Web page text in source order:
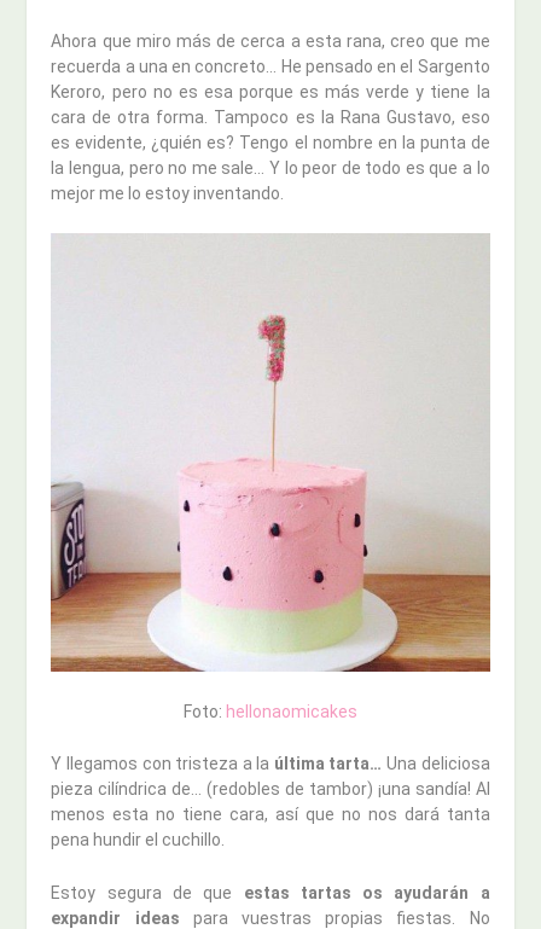
Ahora que miro más de cerca a esta rana, creo que me
recuerda a una en concreto… He pensado en el Sargento
Keroro, pero no es esa porque es más verde y tiene la
cara de otra forma. Tampoco es la Rana Gustavo, eso
es evidente, ¿quién es? Tengo el nombre en la punta de
la lengua, pero no me sale… Y lo peor de todo es que a lo
mejor me lo estoy inventando.
Foto: hellonaomicakes
Y llegamos con tristeza a la última tarta… Una deliciosa
pieza cilíndrica de… (redobles de tambor) ¡una sandía! Al
menos esta no tiene cara, así que no nos dará tanta
pena hundir el cuchillo.
Estoy segura de que estas tartas os ayudarán a
expandir ideas para vuestras propias fiestas. No